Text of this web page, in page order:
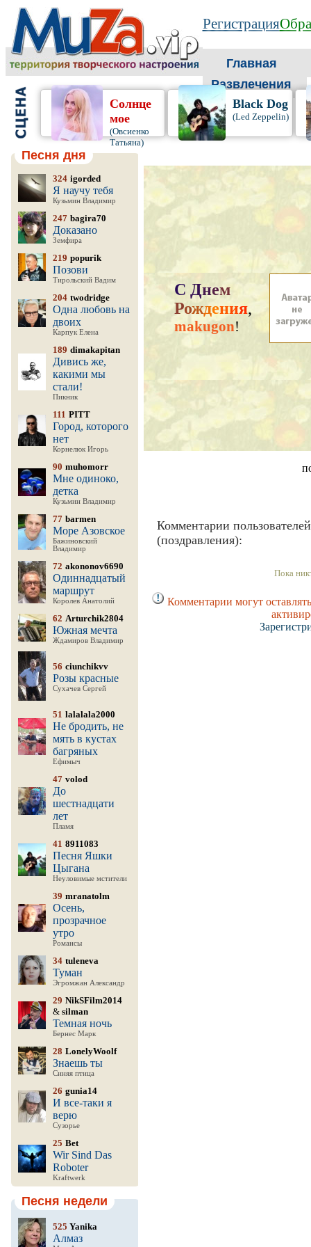
Регистрация
Главная
Развлечения
Солнце
мое
(Овсиенко
Татьяна)
Black Dog
(Led Zeppelin)
Песня дня
324 igorded
Я научу тебя
Кузьмин Владимир
247 bagira70
Доказано
Земфира
219 popurik
Позови
Тирольский Вадим
204 twodridge
Одна любовь на
двоих
Карпук Елена
189 dimakapitan
Дивись же,
какими мы
стали!
Пикник
111 PITT
Город, которого
нет
Корнелюк Игорь
90 muhomorr
Мне одиноко,
детка
Кузьмин Владимир
77 barmen
Море Азовское
Бажиновский
Владимир
72 akononov6690
Одиннадцатый
маршрут
Королев Анатолий
62 Arturchik2804
Южная мечта
Ждамиров Владимир
56 ciunchikvv
Розы красные
Сухачев Сергей
51 lalalala2000
Не бродить, не
мять в кустах
багряных
Ефимыч
47 volod
До
шестнадцати
лет
Пламя
41 8911083
Песня Яшки
Цыгана
Неуловимые мстители
39 mranatolm
Осень,
прозрачное
утро
Романсы
34 tuleneva
Туман
Эгромжан Александр
29 NikSFilm2014
& silman
Темная ночь
Бернес Марк
28 LonelyWoolf
Знаешь ты
Синяя птица
26 gunia14
И все-таки я
верю
Сузорье
25 Bet
Wir Sind Das
Roboter
Kraftwerk
Песня недели
525 Yanika
Алмаз
С Днем
Рождения,
makugon!
Комментарии пользователей
(поздравления):
Пока
Комментарии могут